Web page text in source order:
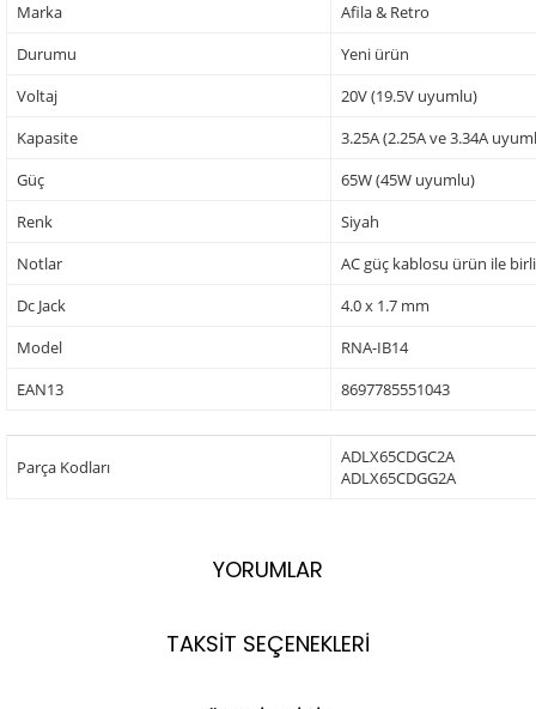
Marka
Afila & Retro
Durumu
Yeni ürün
Voltaj
20V (19.5V uyumlu)
Kapasite
3.25A (2.25A ve 3.34A
Güç
65W (45W uyumlu)
Renk
Siyah
Notlar
AC güç kablosu ürün ile
Dc Jack
4.0 x 1.7 mm
Model
RNA-IB14
EAN13
8697785551043
Parça Kodları
ADLX65CDGC2A
ADLX65CDGG2A
YORUMLAR
TAKSİT SEÇENEKLERİ